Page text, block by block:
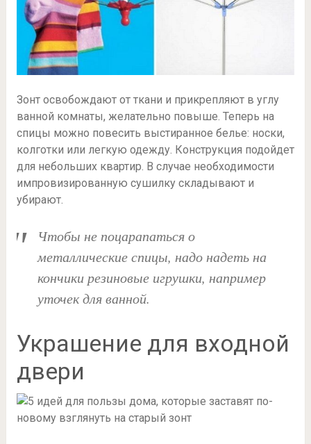
Зонт освобождают от ткани и прикрепляют в углу
ванной комнаты, желательно повыше. Теперь на
спицы можно повесить выстиранное белье: носки,
колготки или легкую одежду. Конструкция подойдет
для небольших квартир. В случае необходимости
импровизированную сушилку складывают и
убирают.
Чтобы не поцарапаться о
металлические спицы, надо надеть на
кончики резиновые игрушки, например
уточек для ванной.
Украшение для входной
двери